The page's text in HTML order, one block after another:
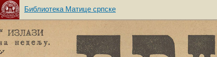
Библиотека Матице српске